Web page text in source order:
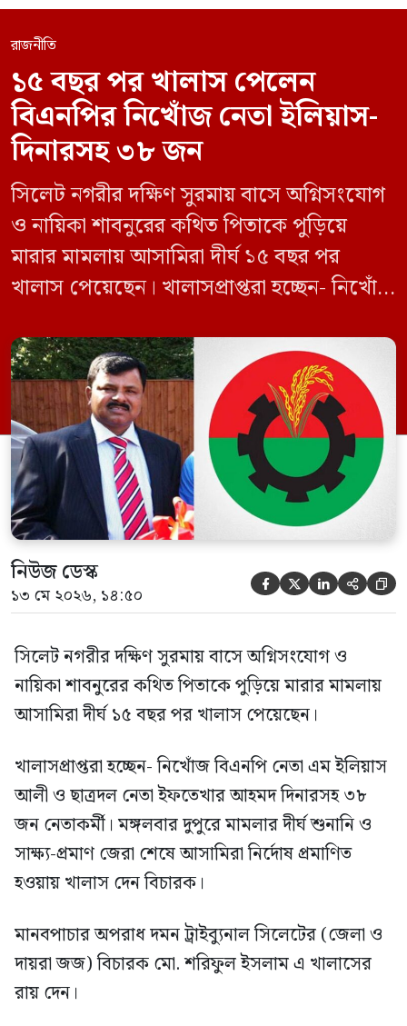
রাজনীতি
১৫ বছর পর খালাস পেলেন
বিএনপির নিখোঁজ নেতা ইলিয়াস-
দিনারসহ ৩৮ জন
সিলেট নগরীর দক্ষিণ সুরমায় বাসে অগ্নিসংযোগ
ও নায়িকা শাবনুরের কথিত পিতাকে পুড়িয়ে
মারার মামলায় আসামিরা দীর্ঘ ১৫ বছর পর
খালাস পেয়েছেন। খালাসপ্রাপ্তরা হচ্ছেন- নিখোঁজ
ইফতেখার আহমদ দিনারসহ ৩৮ জন নেতাকর্মী।
মঙ্গলবার দুপুরে মামলার দীর্ঘ শুনানি ও সাক্ষ্য-
প্রমাণ জেরা শেষে আসামিরা নির্দোষ প্রমাণিত
হওয়ায় খালাস দেন বিচারক। মানবপাচার […]
নিউজ ডেস্ক
১৩ মে ২০২৬, ১৪:৫০     
সিলেট নগরীর দক্ষিণ সুরমায় বাসে অগ্নিসংযোগ ও
নায়িকা শাবনুরের কথিত পিতাকে পুড়িয়ে মারার মামলায়
আসামিরা দীর্ঘ ১৫ বছর পর খালাস পেয়েছেন।
খালাসপ্রাপ্তরা হচ্ছেন- নিখোঁজ বিএনপি নেতা এম ইলিয়াস
আলী ও ছাত্রদল নেতা ইফতেখার আহমদ দিনারসহ ৩৮
জন নেতাকর্মী। মঙ্গলবার দুপুরে মামলার দীর্ঘ শুনানি ও
সাক্ষ্য-প্রমাণ জেরা শেষে আসামিরা নির্দোষ প্রমাণিত
হওয়ায় খালাস দেন বিচারক।
মানবপাচার অপরাধ দমন ট্রাইব্যুনাল সিলেটের (জেলা ও
দায়রা জজ) বিচারক মো. শরিফুল ইসলাম এ খালাসের
রায় দেন।